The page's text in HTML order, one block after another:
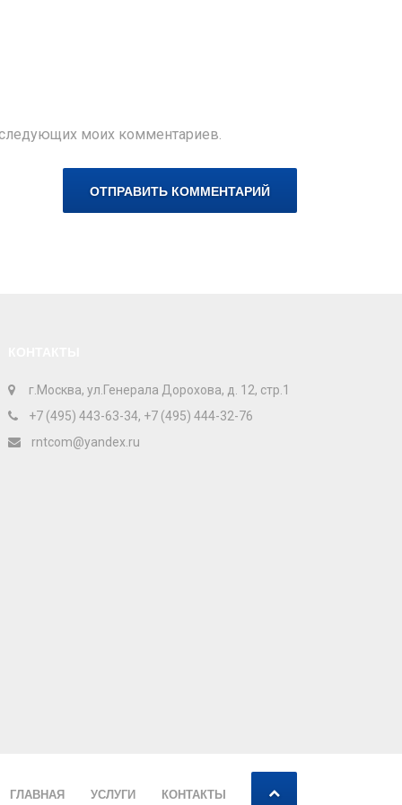
моих комментариев.
г.Москва, ул.Генерала Дорохова, д. 12, стр.1
+7 (495) 443-63-34, +7 (495) 444-32-76
rntcom@yandex.ru
ГЛАВНАЯ УСЛУГИ КОНТАКТЫ